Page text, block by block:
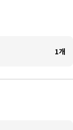
1개